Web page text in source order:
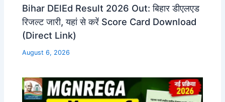
Bihar DElEd Result 2026 Out: बिहार डीएलएड
रिजल्ट जारी, यहां से करें Score Card Download
(Direct Link)
August 6, 2026